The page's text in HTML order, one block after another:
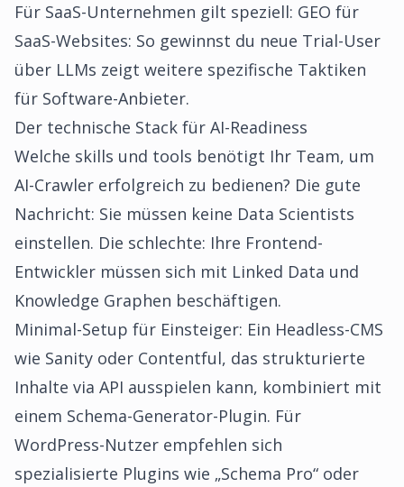
Für SaaS-Unternehmen gilt speziell: GEO für
SaaS-Websites: So gewinnst du neue Trial-User
über LLMs zeigt weitere spezifische Taktiken
für Software-Anbieter.
Der technische Stack für AI-Readiness
Welche skills und tools benötigt Ihr Team, um
AI-Crawler erfolgreich zu bedienen? Die gute
Nachricht: Sie müssen keine Data Scientists
einstellen. Die schlechte: Ihre Frontend-
Entwickler müssen sich mit Linked Data und
Knowledge Graphen beschäftigen.
Minimal-Setup für Einsteiger: Ein Headless-CMS
wie Sanity oder Contentful, das strukturierte
Inhalte via API ausspielen kann, kombiniert mit
einem Schema-Generator-Plugin. Für
WordPress-Nutzer empfehlen sich
spezialisierte Plugins wie „Schema Pro“ oder